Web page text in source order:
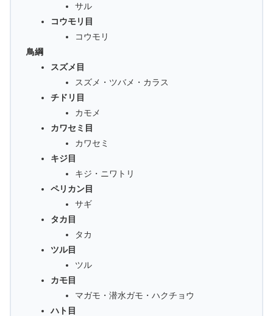
サル
コウモリ目
コウモリ
鳥綱
スズメ目
スズメ・ツバメ・カラス
チドリ目
カモメ
カワセミ目
カワセミ
キジ目
キジ・ニワトリ
ペリカン目
サギ
タカ目
タカ
ツル目
ツル
カモ目
マガモ・潜水ガモ・ハクチョウ
ハト目